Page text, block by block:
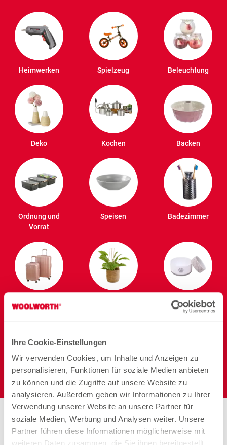
Ihre Cookie-Einstellungen
Wir verwenden Cookies, um Inhalte und Anzeigen zu
personalisieren, Funktionen für soziale Medien anbieten
zu können und die Zugriffe auf unsere Website zu
analysieren. Außerdem geben wir Informationen zu Ihrer
Verwendung unserer Website an unsere Partner für
soziale Medien, Werbung und Analysen weiter. Unsere
Partner führen diese Informationen möglicherweise mit
Heimwerken Spielzeug Beleuchtung
Deko Kochen Backen
Ordnung und
Vorrat
Speisen Badezimmer
Heimtier
Elektro
Stores in der Nähe von
Woolworth – Kassel